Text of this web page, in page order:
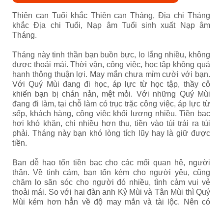
Thiên can Tuổi khắc Thiên can Tháng, Địa chi Tháng
khắc Địa chi Tuổi, Nạp âm Tuổi sinh xuất Nạp âm
Tháng.
Tháng này tinh thần bạn buồn bực, lo lắng nhiều, không
được thoải mái. Thời vận, công việc, học tập không quá
hanh thông thuận lợi. May mắn chưa mỉm cười với bạn.
Với Quý Mùi đang đi học, áp lực từ học tập, thầy cô
khiến bạn bị chán nản, mệt mỏi. Với những Quý Mùi
đang đi làm, tại chỗ làm có trục trặc công việc, áp lực từ
sếp, khách hàng, công việc khối lượng nhiều. Tiền bạc
hơi khó khăn, chi nhiều hơn thu, tiền vào túi trái ra túi
phải. Tháng này bạn khó lòng tích lũy hay là giữ được
tiền.
Bạn dễ hao tốn tiền bạc cho các mối quan hệ, người
thân. Về tình cảm, bạn tốn kém cho người yêu, cũng
chăm lo săn sóc cho người đó nhiều, tình cảm vui vẻ
thoải mái. So với hai đàn anh Kỷ Mùi và Tân Mùi thì Quý
Mùi kém hơn hẳn về độ may mắn và tài lộc. Nên có